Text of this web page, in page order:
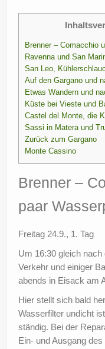
Unterwegs
Freizeit
Wohnmobil-Technik
?
Brenner – Comacchio
Ravenna und San
San Leo,
Auf den Gargano und
Etwas Wandern und
Küste bei Vieste und
Castel del Monte, die
Sassi in Matera und
Zurück zum Gargano
Monte Cassino
Brenner –
paar
Freitag 24.9., 1. Tag
Um 16:30 gleich
Verkehr und einiger
abends in Eisack am
Hier stellt sich bald
Wasserfilter undicht
ständig. Bei der
Ein- und Ausgang